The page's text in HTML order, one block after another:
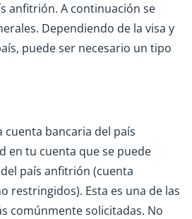
anfitrión. A continuación se
Dependiendo de la visa y
puede ser necesario un tipo
cuenta bancaria del país
en tu cuenta que se puede
país anfitrión (cuenta
restringidos). Esta es una de las
comúnmente solicitadas. No